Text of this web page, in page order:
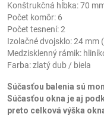
Konštrukčná hĺbka: 70
Počet komôr: 6
Počet tesnení: 2
Izolačné dvojsklo: 24 mm
Medzisklenný rámik:
Farba: zlatý dub / biela
Súčasťou balenia sú
Súčasťou okna je aj
preto celková výška